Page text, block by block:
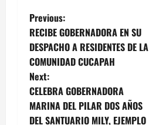
P
o
s
t
Previous:
RECIBE GOBERNADORA EN SU
DESPACHO A RESIDENTES DE LA
COMUNIDAD CUCAPAH
Next:
CELEBRA GOBERNADORA
MARINA DEL PILAR DOS AÑOS
DEL SANTUARIO MILY, EJEMPLO